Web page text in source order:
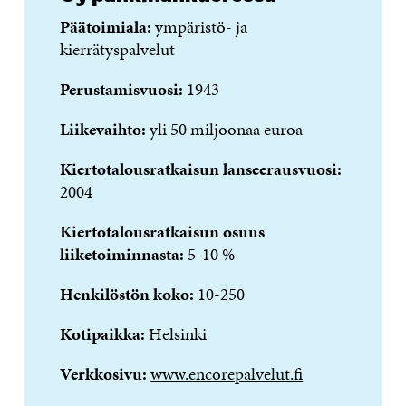
Päätoimiala:ympäristö- ja
kierrätyspalvelut
Perustamisvuosi: 1943
Liikevaihto:yli 50 miljoonaa euroa
Kiertotalousratkaisun lanseerausvuosi:
2004
Kiertotalousratkaisun osuus
liiketoiminnasta: 5-10 %
Henkilöstön koko: 10-250
Kotipaikka:Helsinki
Verkkosivu:www.encorepalvelut.fi